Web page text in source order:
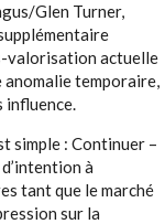
Glen Turner,
valorisation actuelle
anomalie temporaire,
influence.
simple : Continuer –
à
tant que le marché
sur la